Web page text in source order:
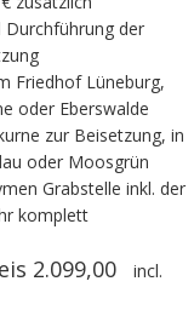
Durchführung der
Friedhof Lüneburg,
oder Eberswalde
zur Beisetzung, in
oder Moosgrün
Grabstelle inkl. der
komplett
2.099,00 
incl.